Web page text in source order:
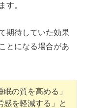
す。
期待していた効果
とになる場合があ
の質を高める」
感を軽減する」と